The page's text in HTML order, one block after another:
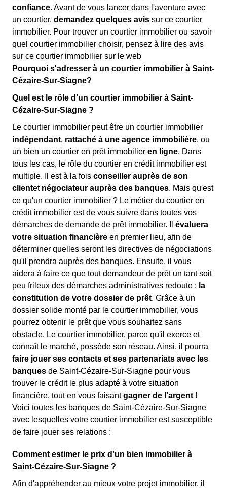
confiance. Avant de vous lancer dans l'aventure avec
un courtier, demandez quelques avis sur ce courtier
immobilier. Pour trouver un courtier immobilier ou savoir
quel courtier immobilier choisir, pensez à lire des avis
sur ce courtier immobilier sur le web
Pourquoi s'adresser à un courtier immobilier à Saint-
Cézaire-Sur-Siagne?
Quel est le rôle d'un courtier immobilier à Saint-
Cézaire-Sur-Siagne ?
Le courtier immobilier peut être un courtier immobilier
indépendant, rattaché à une agence immobilière, ou
un bien un courtier en prêt immobilier en ligne. Dans
tous les cas, le rôle du courtier en crédit immobilier est
multiple. Il est à la fois conseiller auprès de son
clientet négociateur auprès des banques. Mais qu'est
ce qu'un courtier immobilier ? Le métier du courtier en
crédit immobilier est de vous suivre dans toutes vos
démarches de demande de prêt immobilier. Il évaluera
votre situation financière en premier lieu, afin de
déterminer quelles seront les directives de négociations
qu'il prendra auprès des banques. Ensuite, il vous
aidera à faire ce que tout demandeur de prêt un tant soit
peu frileux des démarches administratives redoute : la
constitution de votre dossier de prêt. Grâce à un
dossier solide monté par le courtier immobilier, vous
pourrez obtenir le prêt que vous souhaitez sans
obstacle. Le courtier immobilier, parce qu'il exerce et
connaît le marché, possède son réseau. Ainsi, il pourra
faire jouer ses contacts et ses partenariats avec les
banques de Saint-Cézaire-Sur-Siagne pour vous
trouver le crédit le plus adapté à votre situation
financière, tout en vous faisantgagner de l'argent !
Voici toutes les banques de Saint-Cézaire-Sur-Siagne
avec lesquelles votre courtier immobilier est susceptible
de faire jouer ses relations :
Comment estimer le prix d'un bien immobilier à
Saint-Cézaire-Sur-Siagne ?
Afin d'appréhender au mieux votre projet immobilier, il